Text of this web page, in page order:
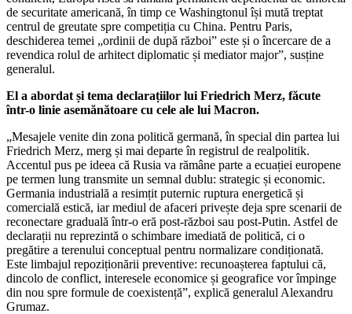
de securitate americană, în timp ce Washingtonul își mută treptat
centrul de greutate spre competiția cu China. Pentru Paris,
deschiderea temei „ordinii de după război” este și o încercare de a
revendica rolul de arhitect diplomatic și mediator major”, susține
generalul.
El a abordat și tema declarațiilor lui Friedrich Merz, făcute
într-o linie asemănătoare cu cele ale lui Macron.
„Mesajele venite din zona politică germană, în special din partea lui
Friedrich Merz, merg și mai departe în registrul de realpolitik.
Accentul pus pe ideea că Rusia va rămâne parte a ecuației europene
pe termen lung transmite un semnal dublu: strategic și economic.
Germania industrială a resimțit puternic ruptura energetică și
comercială estică, iar mediul de afaceri privește deja spre scenarii de
reconectare graduală într-o eră post-război sau post-Putin. Astfel de
declarații nu reprezintă o schimbare imediată de politică, ci o
pregătire a terenului conceptual pentru normalizare condiționată.
Este limbajul repoziționării preventive: recunoașterea faptului că,
dincolo de conflict, interesele economice și geografice vor împinge
din nou spre formule de coexistență”, explică generalul Alexandru
Grumaz.